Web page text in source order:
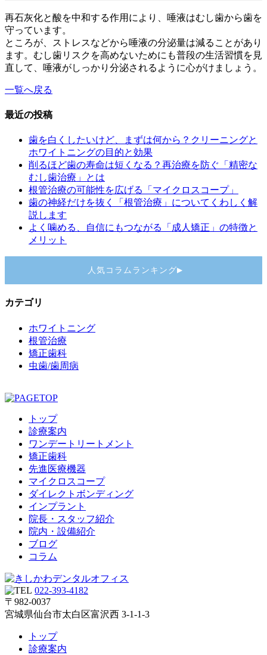
再石灰化と酸を中和する作用により、唾液はむし歯から歯を
守っています。
ところが、ストレスなどから唾液の分泌量は減ることがあり
ます。むし歯リスクを高めないためにも普段の生活習慣を見
直して、唾液がしっかり分泌されるように心がけましょう。
一覧へ戻る
最近の投稿
歯を白くしたいけど、まずは何から？クリーニングと
ホワイトニングの目的と効果
削るほど歯の寿命は短くなる？再治療を防ぐ「精密な
むし歯治療」とは
根管治療の可能性を広げる「マイクロスコープ」
歯の神経だけを抜く「根管治療」についてくわしく解
説します
よく噛める、自信にもつながる「成人矯正」の特徴と
メリット
▶
人気コラムランキング
カテゴリ
ホワイトニング
根管治療
矯正歯科
虫歯/歯周病
トップ
診療案内
ワンデートリートメント
矯正歯科
先進医療機器
マイクロスコープ
ダイレクトボンディング
インプラント
院長・スタッフ紹介
院内・設備紹介
ブログ
コラム
022-393-4182
〒982-0037
宮城県仙台市太白区富沢西 3-1-1-3
トップ
診療案内